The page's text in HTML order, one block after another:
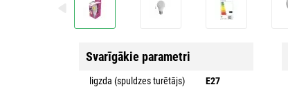
Svarīgākie parametri
ligzda (spuldzes turētājs)
E27